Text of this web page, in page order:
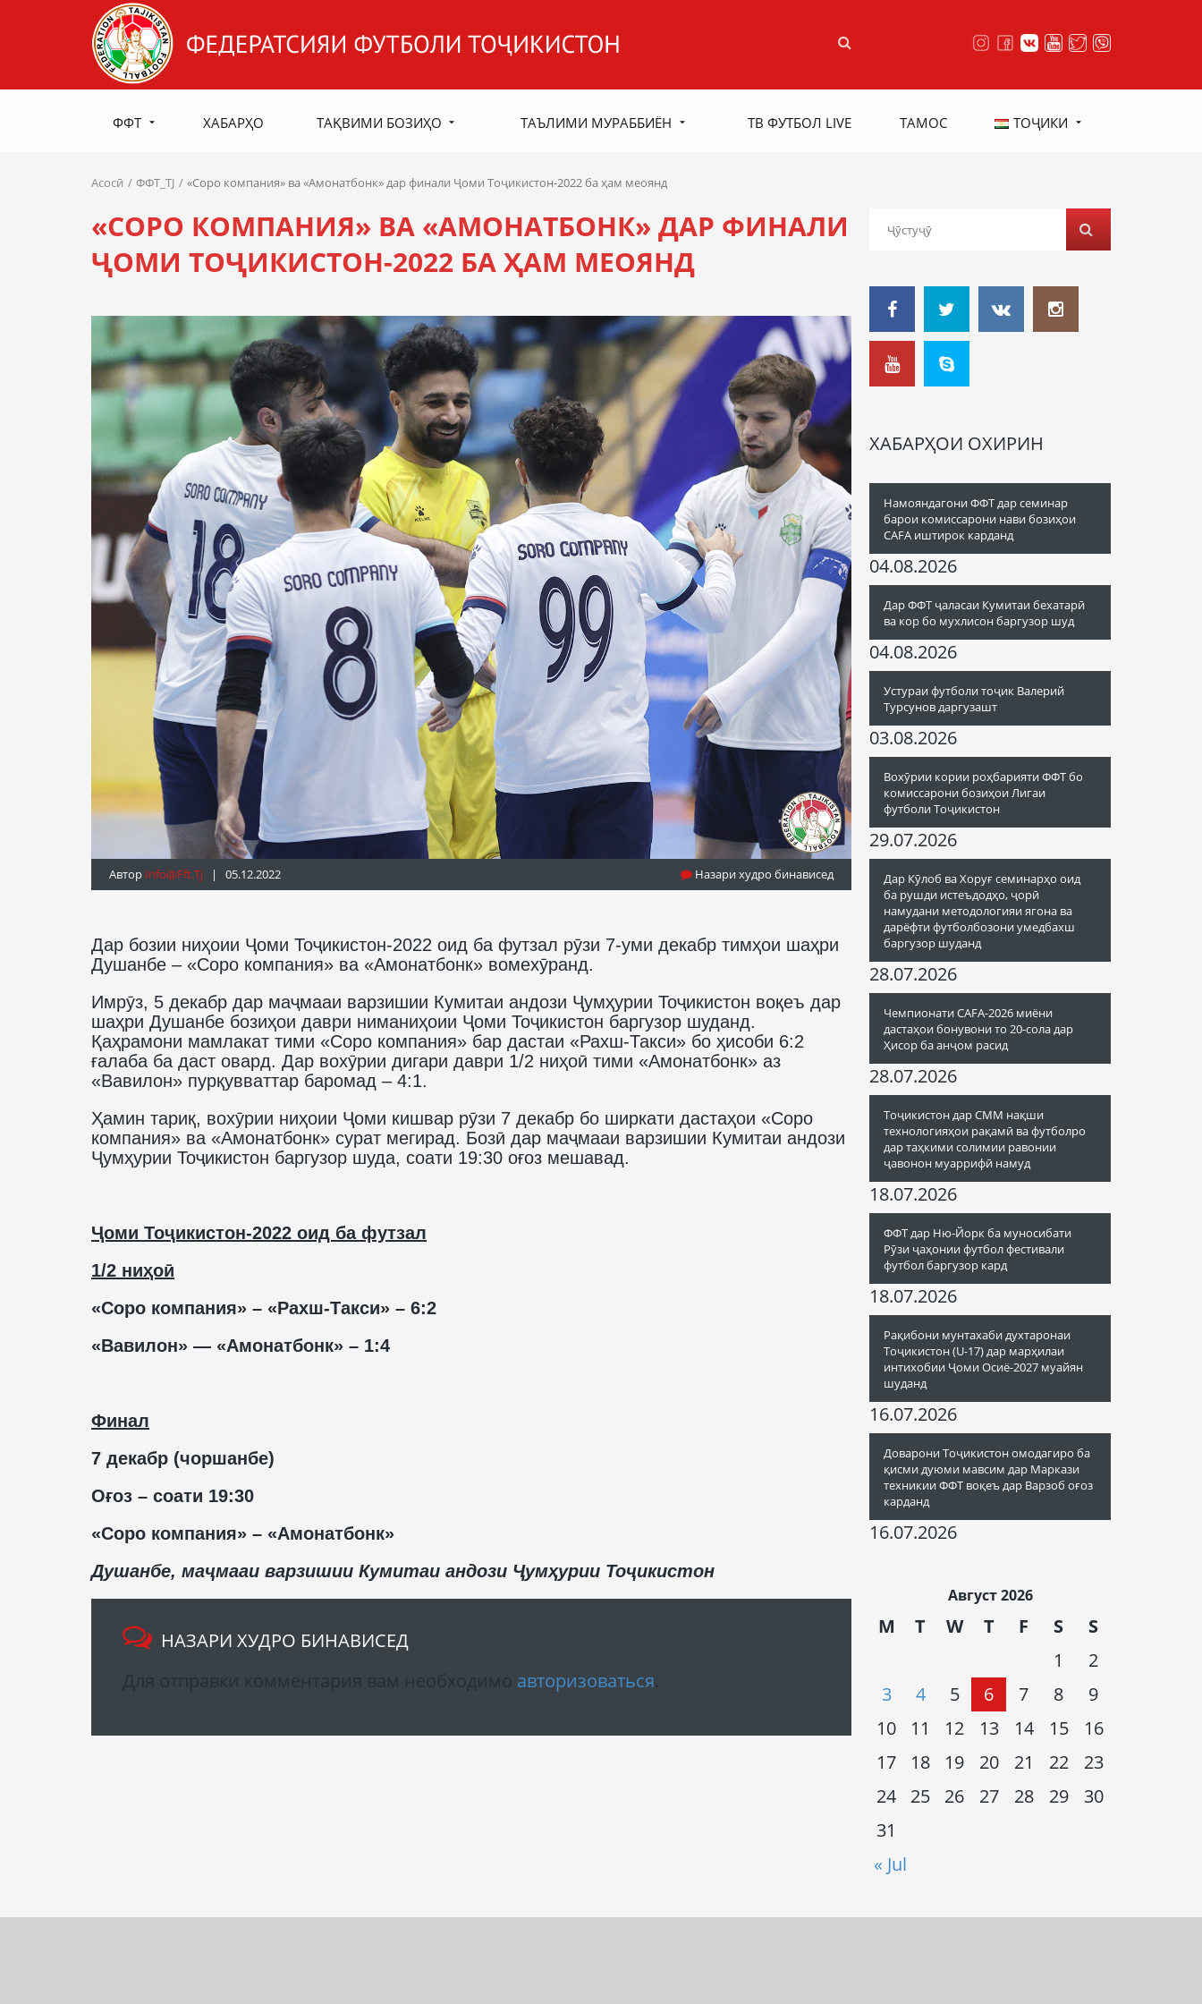
ФФТ ХАБАРҲО ТАҚВИМИ БОЗИҲО ТАЪЛИМИ МУРАББИЁН ТВ ФУТБОЛ LIVE ТАМОС ТОҶИКИ
Асосӣ ФФТ_TJ «Соро компания» ва «Амонатбонк» дар финали Ҷоми Тоҷикистон-2022 ба ҳам меоянд
«СОРО КОМПАНИЯ» ВА «АМОНАТБОНК» ДАР ФИНАЛИ
ҶОМИ ТОҶИКИСТОН-2022 БА ҲАМ МЕОЯНД
Автор Info@fft.tj | 05.12.2022 Назари худро бинависед
Дар бозии ниҳоии Ҷоми Тоҷикистон-2022 оид ба футзал рӯзи 7-уми декабр тимҳои шаҳри
Душанбе – «Соро компания» ва «Амонатбонк» вомехӯранд.
Имрӯз, 5 декабр дар маҷмааи варзишии Кумитаи андози Ҷумҳурии Тоҷикистон воқеъ дар
шаҳри Душанбе бозиҳои даври ниманиҳоии Ҷоми Тоҷикистон баргузор шуданд.
Қаҳрамони мамлакат тими «Соро компания» бар дастаи «Рахш-Такси» бо ҳисоби 6:2
ғалаба ба даст овард. Дар вохӯрии дигари даври 1/2 ниҳоӣ тими «Амонатбонк» аз
«Вавилон» пурқувваттар баромад – 4:1.
Ҳамин тариқ, вохӯрии ниҳоии Ҷоми кишвар рӯзи 7 декабр бо ширкати дастаҳои «Соро
компания» ва «Амонатбонк» сурат мегирад. Бозӣ дар маҷмааи варзишии Кумитаи андози
Ҷумҳурии Тоҷикистон баргузор шуда, соати 19:30 оғоз мешавад.
Ҷоми Тоҷикистон-2022 оид ба футзал
1/2 ниҳоӣ
«Соро компания» – «Рахш-Такси» – 6:2
«Вавилон» — «Амонатбонк» – 1:4
Финал
7 декабр (чоршанбе)
Оғоз – соати 19:30
«Соро компания» – «Амонатбонк»
Душанбе, маҷмааи варзишии Кумитаи андози Ҷумҳурии Тоҷикистон
НАЗАРИ ХУДРО БИНАВИСЕД
авторизоваться
ХАБАРҲОИ ОХИРИН
Намояндагони ФФТ дар семинар
барои комиссарони нави бозиҳои
CAFA иштирок карданд
04.08.2026
Дар ФФТ ҷаласаи Кумитаи бехатарӣ
ва кор бо мухлисон баргузор шуд
04.08.2026
Устураи футболи тоҷик Валерий
Турсунов даргузашт
03.08.2026
Вохӯрии кории роҳбарияти ФФТ бо
комиссарони бозиҳои Лигаи
футболи Тоҷикистон
29.07.2026
Дар Кӯлоб ва Хоруғ семинарҳо оид
ба рушди истеъдодҳо, ҷорӣ
намудани методологияи ягона ва
дарёфти футболбозони умедбахш
баргузор шуданд
28.07.2026
Чемпионати CAFA-2026 миёни
дастаҳои бонувони то 20-сола дар
Ҳисор ба анҷом расид
28.07.2026
Тоҷикистон дар СММ нақши
технологияҳои рақамӣ ва футболро
дар таҳкими солимии равонии
ҷавонон муаррифӣ намуд
18.07.2026
ФФТ дар Ню-Йорк ба муносибати
Рӯзи ҷаҳонии футбол фестивали
футбол баргузор кард
18.07.2026
Рақибони мунтахаби духтаронаи
Тоҷикистон (U-17) дар марҳилаи
интихобии Ҷоми Осиё-2027 муайян
шуданд
16.07.2026
Доварони Тоҷикистон омодагиро ба
қисми дуюми мавсим дар Маркази
техникии ФФТ воқеъ дар Варзоб оғоз
карданд
16.07.2026
Август 2026
M T W T F S S
« Jul
1
2
3
4 5 6 7 8
9
10
11 12 13 14 15
16
17
18 19 20 21 22
23
24
25 26 27 28 29
30
31